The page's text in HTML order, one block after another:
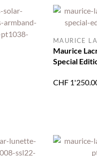
Maurice
Special
MAURICE
CHF